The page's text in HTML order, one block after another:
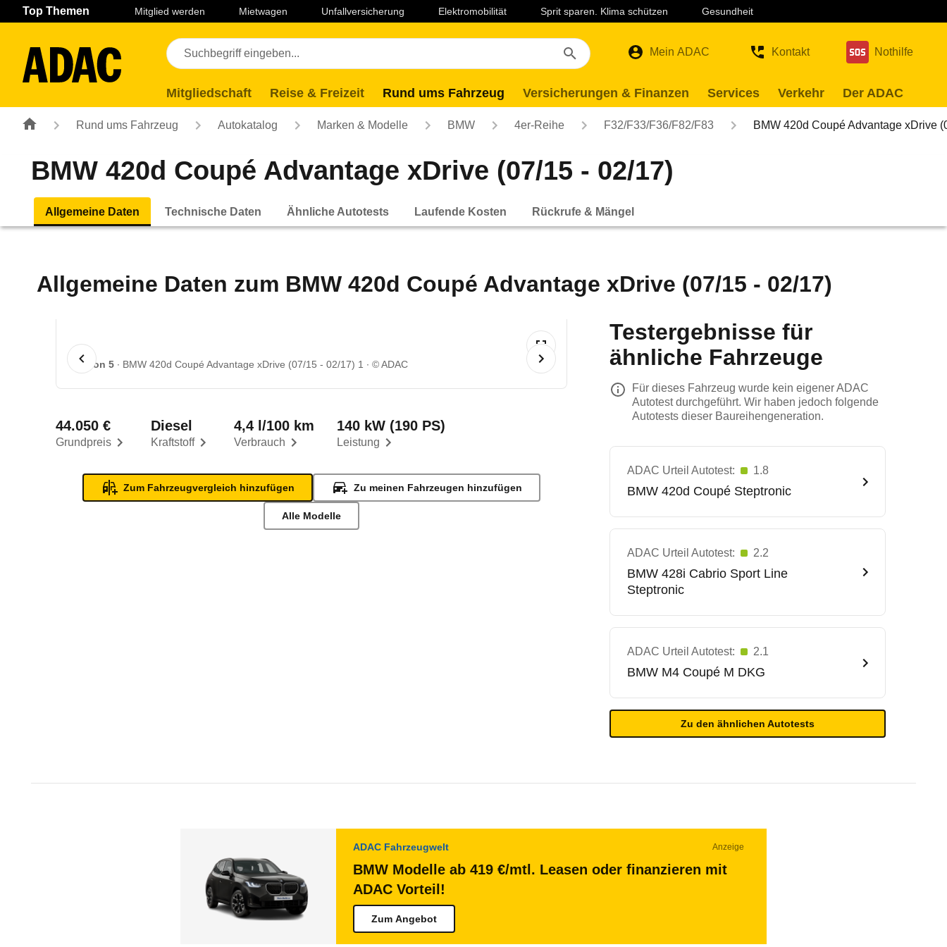
Navigation Seiteninhalt Fußzeile
Top Themen Mitglied werden Mietwagen Unfallversicherung Elektromobilität Sprit sparen. Klima schützen Gesundheit
Mein ADAC Kontakt Nothilfe
Mitgliedschaft Reise & Freizeit Rund ums Fahrzeug Versicherungen & Finanzen Services Verkehr Der ADAC
Rund ums Fahrzeug Autokatalog Marken & Modelle BMW 4er-Reihe F32/F33/F36/F82/F83 BMW 420d Coupé Advantage xDrive
BMW 420d Coupé Advantage xDrive (07/15 - 02/17)
Allgemeine Daten Technische Daten Ähnliche Autotests Laufende Kosten Rückrufe & Mängel
Allgemeine Daten zum BMW 420d Coupé Advantage xDrive (07/15 - 02/17)
1 von 5 BMW 420d Coupé Advantage xDrive (07/15 - 02/17) 1 © ADAC
Grundpreis
44.050 €
Kraftstoff
Diesel
Verbrauch
4,4 l/100 km
Leistung
140 kW (190 PS)
Zum Fahrzeugvergleich hinzufügen Zu meinen Fahrzeugen hinzufügen
Alle Modelle
Testergebnisse für
ähnliche Fahrzeuge
Für dieses Fahrzeug wurde kein eigener ADAC
Autotest durchgeführt. Wir haben jedoch folgende
Autotests dieser Baureihengeneration.
ADAC Urteil Autotest: 1.8
BMW 420d Coupé Steptronic
ADAC Urteil Autotest: 2.2
BMW 428i Cabrio Sport Line
Steptronic
ADAC Urteil Autotest: 2.1
BMW M4 Coupé M DKG
Zu den ähnlichen Autotests
ADAC Fahrzeugwelt Anzeige
BMW Modelle ab 419 €/mtl. Leasen oder finanzieren mit
ADAC Vorteil!
Zum Angebot